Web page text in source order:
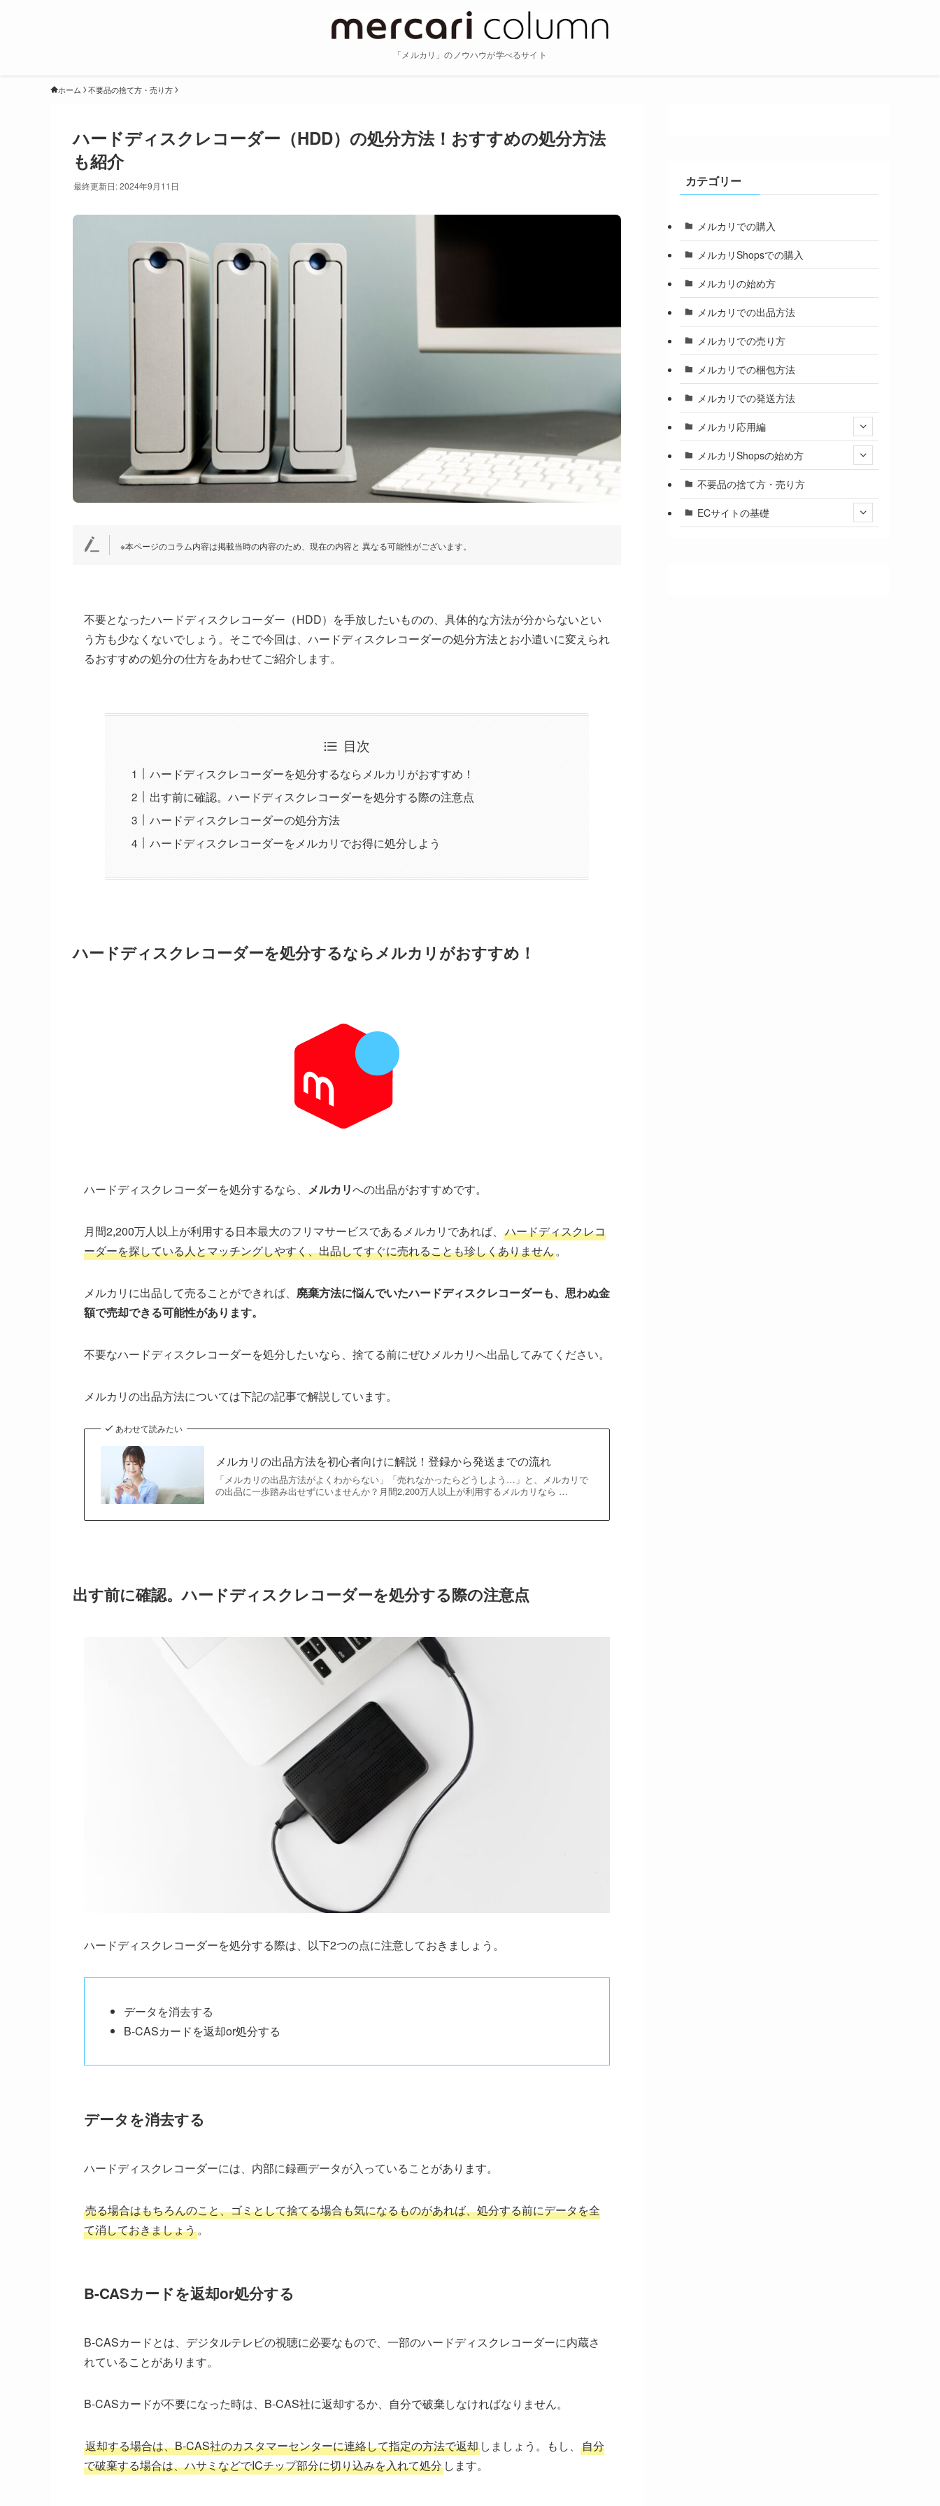
「メルカリ」のノウハウが学べるサイト
ホーム 不要品の捨て方・売り方
ハードディスクレコーダー（HDD）の処分方法！おすすめの処分方法
も紹介
最終更新日: 2024年9月11日
※本ページのコラム内容は掲載当時の内容のため、現在の内容と 異なる可能性がございます。
不要となったハードディスクレコーダー（HDD）を手放したいものの、具体的な方法が分からないとい
う方も少なくないでしょう。そこで今回は、ハードディスクレコーダーの処分方法とお小遣いに変えられ
るおすすめの処分の仕方をあわせてご紹介します。
目次
ハードディスクレコーダーを処分するならメルカリがおすすめ！
出す前に確認。ハードディスクレコーダーを処分する際の注意点
ハードディスクレコーダーの処分方法
ハードディスクレコーダーをメルカリでお得に処分しよう
ハードディスクレコーダーを処分するならメルカリがおすすめ ！
ハードディスクレコーダーを処分するなら、 メルカリへの出品がおすすめです。
月間2,200万人以上が利用する日本最大のフリマサービスであるメルカリであれば、 ハードディスクレコ
ーダーを探している人とマッチングしやすく、出品してすぐに売れることも珍しくありません。
メルカリに出品して売ることができれば、 廃棄方法に悩んでいたハードディスクレコーダーも、思わぬ金
額で売却できる可能性があります。
不要なハードディスクレコーダーを処分したいなら、捨てる前にぜひメルカリへ出品してみてください。
メルカリの出品方法については下記の記事で解説しています。
あわせて読みたい
メルカリの出品方法を初心者向けに解説！登録から発送までの流れ
「メルカリの出品方法がよくわからない」「売れなかったらどうしよう…」と、メルカリで
の出品に一歩踏み出せずにいませんか？月間2,200万人以上が利用するメルカリなら …
出す前に確認。ハードディスクレコーダーを処分する際の注意点
ハードディスクレコーダーを処分する際は、以下2つの点に注意しておきましょう。
データを消去する
B-CASカードを返却or処分する
データを消去する
ハードディスクレコーダーには、内部に録画データが入っていることがあります。
売る場合はもちろんのこと、ゴミとして捨てる場合も気になるものがあれば、処分する前にデータを全
て消しておきましょう。
B-CASカードを返却or処分する
B-CASカードとは、デジタルテレビの視聴に必要なもので、一部のハードディスクレコーダーに内蔵さ
れていることがあります。
B-CASカードが不要になった時は、B-CAS社に返却するか、自分で破棄しなければなりません。
返却する場合は、B-CAS社のカスタマーセンターに連絡して指定の方法で返却 しましょう。もし、 自分
で破棄する場合は、ハサミなどでICチップ部分に切り込みを入れて処分 します。
カテゴリー
メルカリでの購入
メルカリShopsでの購入
メルカリの始め方
メルカリでの出品方法
メルカリでの売り方
メルカリでの梱包方法
メルカリでの発送方法
メルカリ応用編
メルカリShopsの始め方
不要品の捨て方・売り方
ECサイトの基礎